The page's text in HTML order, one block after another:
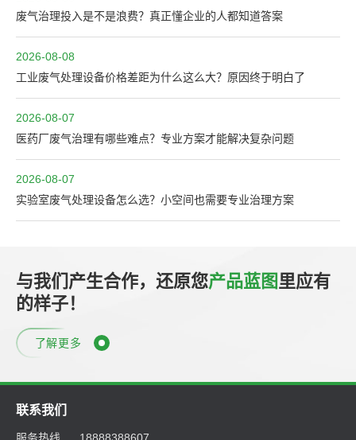
废气治理投入是不是浪费？真正懂企业的人都知道答案
2026-08-08
工业废气处理设备价格差距为什么这么大？原因终于明白了
2026-08-07
医药厂废气治理有哪些难点？专业方案才能解决复杂问题
2026-08-07
实验室废气处理设备怎么选？小空间也需要专业治理方案
与我们产生合作，还原您产品蓝图里应有
的样子！
了解更多
联系我们